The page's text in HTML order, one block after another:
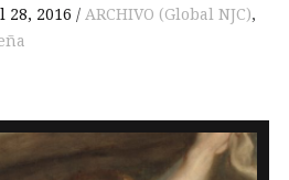
28, 2016 ARCHIVO (Global NJC),